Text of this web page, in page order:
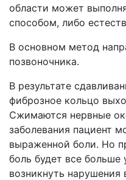
области может
способом, либо
В основном метод
позвоночника.
В результате
фиброзное кольцо
Сжимаются нервные
заболевания пациент
выраженной боли. Но
боль будет все больше
возникнуть нарушения